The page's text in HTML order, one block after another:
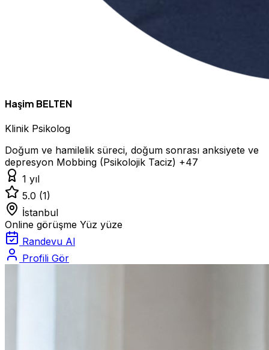
Haşim BELTEN
Klinik Psikolog
Doğum ve hamilelik süreci, doğum sonrası anksiyete ve
depresyon Mobbing (Psikolojik Taciz) +47
1 yıl
5.0 (1)
İstanbul
Online görüşme Yüz yüze
Randevu Al
Profili Gör